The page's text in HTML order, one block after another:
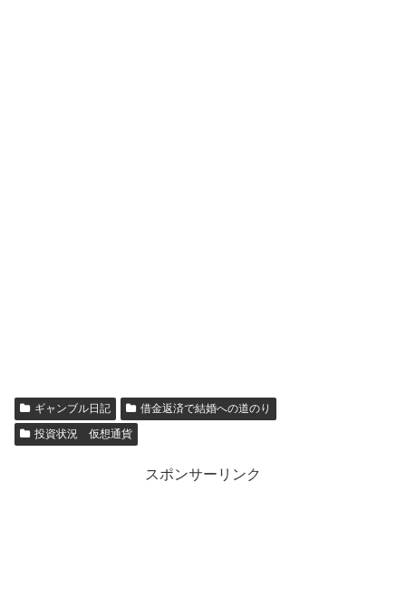
ギャンブル日記
借金返済で結婚への道のり
投資状況 仮想通貨
スポンサーリンク